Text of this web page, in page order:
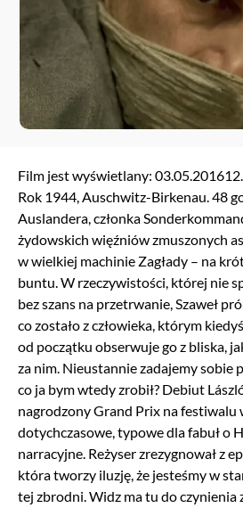
Film jest wyświetlany: 03.05.2016
Rok 1944, Auschwitz-Birkenau. 48
Auslandera, członka
żydowskich więźniów zmuszonych
w wielkiej machinie Zagłady – na
buntu. W rzeczywistości, której nie
bez szans na przetrwanie, Szaweł
co zostało z człowieka, którym
od początku obserwuje go z bliska,
za nim. Nieustannie zadajemy sobie
co ja bym wtedy zrobił? Debiut
nagrodzony Grand Prix na festiwalu
dotychczasowe, typowe dla fabuł o
narracyjne. Reżyser zrezygnował z
która tworzy iluzję, że jesteśmy w
tej zbrodni. Widz ma tu do czynienia